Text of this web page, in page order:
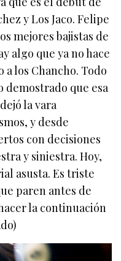
y Los Jaco. Felipe
mejores bajistas de
algo que ya no hace
a los Chancho. Todo
demostrado que esa
la vara
y desde
con decisiones
y siniestra. Hoy,
asusta. Es triste
paren antes de
la continuación